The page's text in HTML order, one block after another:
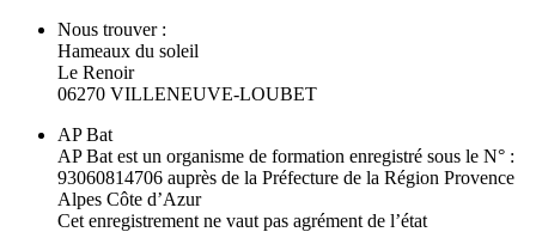
Nous trouver :
Hameaux du soleil
Le Renoir
06270 VILLENEUVE-LOUBET
AP Bat
AP Bat est un organisme de formation enregistré sous le N° :
93060814706 auprès de la Préfecture de la Région Provence
Alpes Côte d’Azur
Cet enregistrement ne vaut pas agrément de l’état